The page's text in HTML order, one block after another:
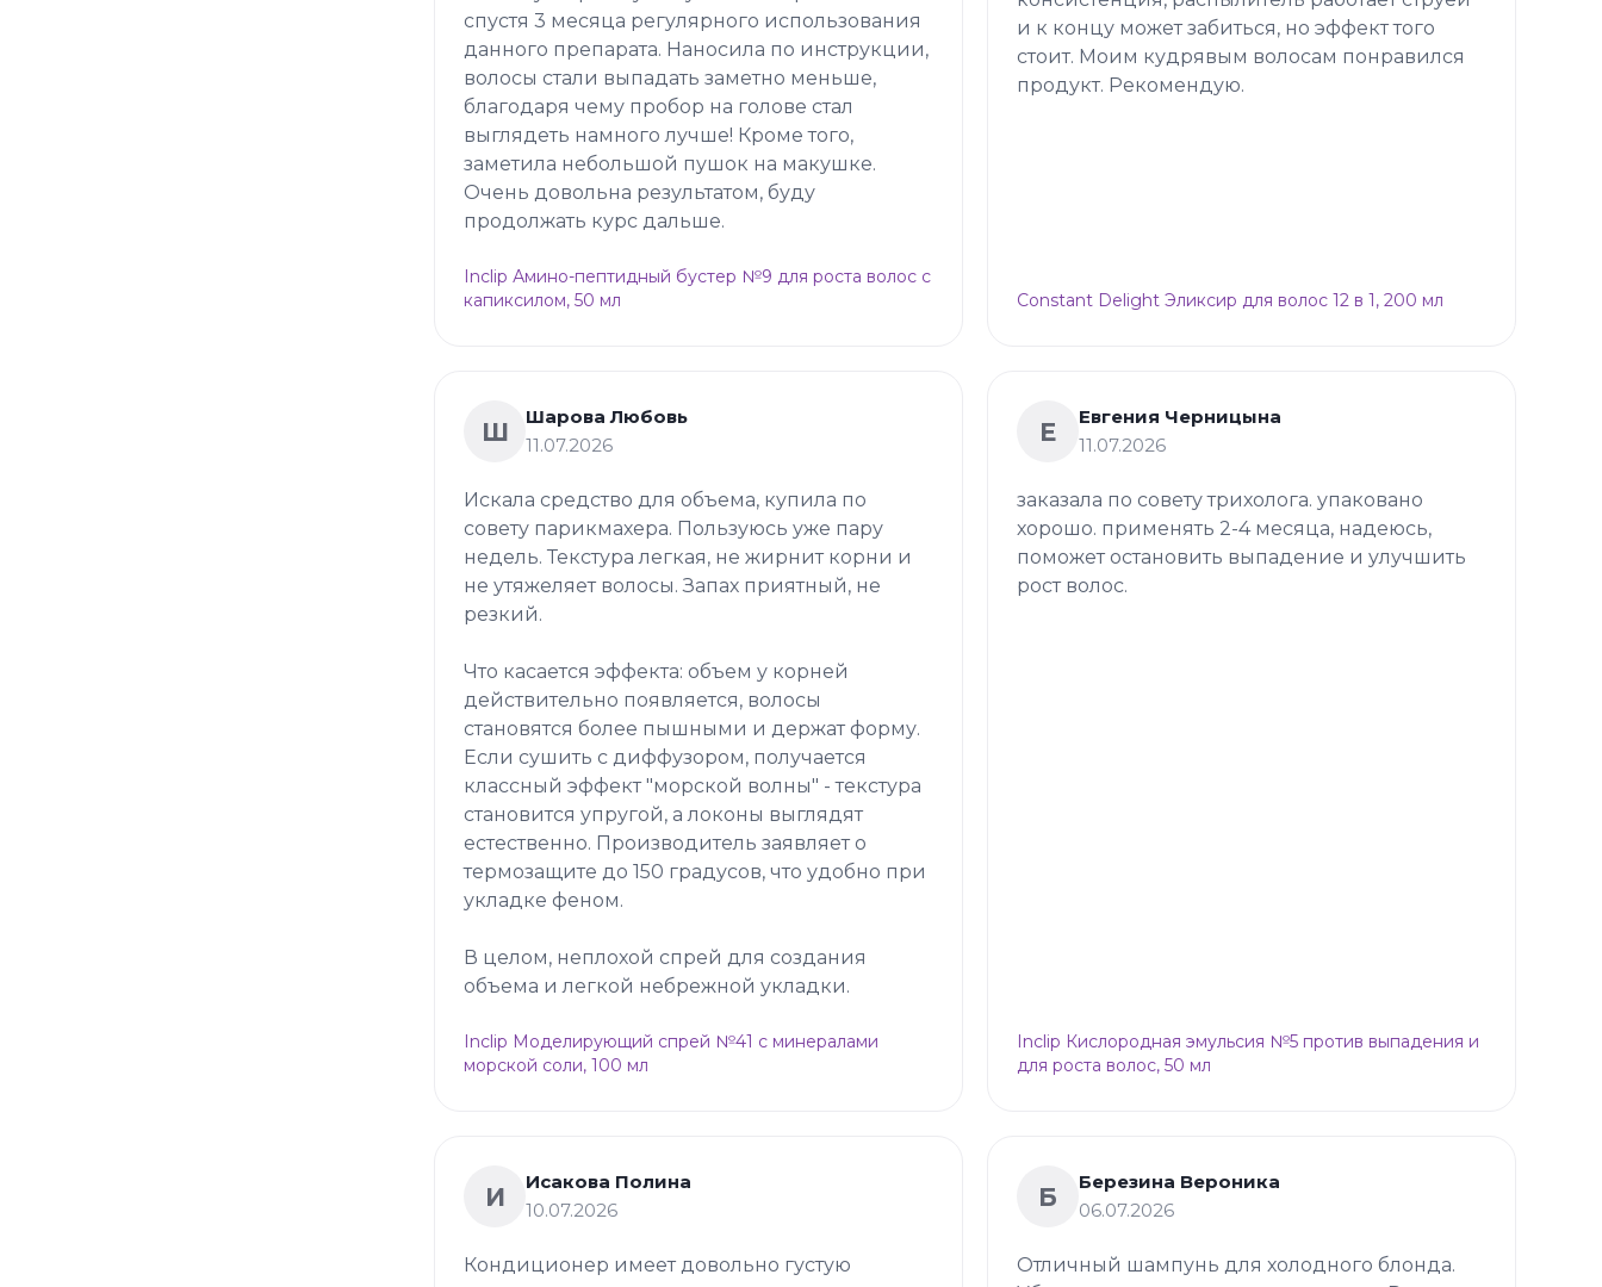
спустя 3 месяца регулярного использования
данного препарата. Наносила по инструкции,
волосы стали выпадать заметно меньше,
благодаря чему пробор на голове стал
выглядеть намного лучше! Кроме того,
заметила небольшой пушок на макушке.
Очень довольна результатом, буду
продолжать курс дальше.
Inclip Амино-пептидный бустер №9 для роста волос с
капиксилом, 50 мл
и к концу может забиться, но эффект того
стоит. Моим кудрявым волосам понравился
продукт. Рекомендую.
Constant Delight Эликсир для волос 12 в 1, 200 мл
Ш
Шарова Любовь
11.07.2026
Искала средство для объема, купила по
совету парикмахера. Пользуюсь уже пару
недель. Текстура легкая, не жирнит корни и
не утяжеляет волосы. Запах приятный, не
резкий.
Что касается эффекта: объем у корней
действительно появляется, волосы
становятся более пышными и держат форму.
Если сушить с диффузором, получается
классный эффект "морской волны" - текстура
становится упругой, а локоны выглядят
естественно. Производитель заявляет о
термозащите до 150 градусов, что удобно при
укладке феном.
В целом, неплохой спрей для создания
объема и легкой небрежной укладки.
Inclip Моделирующий спрей №41 с минералами
морской соли, 100 мл
Е
Евгения Черницына
11.07.2026
заказала по совету трихолога. упаковано
хорошо. применять 2-4 месяца, надеюсь,
поможет остановить выпадение и улучшить
рост волос.
Inclip Кислородная эмульсия №5 против выпадения и
для роста волос, 50 мл
И
Исакова Полина
10.07.2026
Кондиционер имеет довольно густую
Б
Березина Вероника
06.07.2026
Отличный шампунь для холодного блонда.